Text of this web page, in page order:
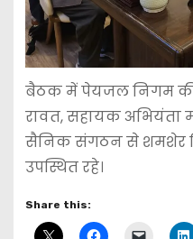
बैठक में पेयजल निगम
रावत, सहायक अभियंता
सैनिक संगठन से शमशेर
उपस्थित रहे।
Share this: